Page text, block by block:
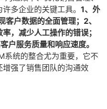
多企业的关键工具。 1、外
户数据的全面管理；2、
，减少人工操作的错误；
户服务质量和响应速度。
系统的整合尤为重要，它不
强了销售团队的沟通效